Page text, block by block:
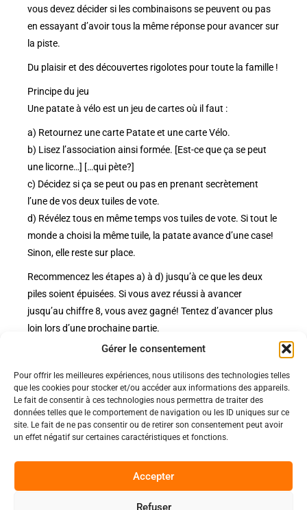
Gérer le consentement
Pour offrir les meilleures expériences, nous utilisons des technologies telles
que les cookies pour stocker et/ou accéder aux informations des appareils.
Le fait de consentir à ces technologies nous permettra de traiter des
données telles que le comportement de navigation ou les ID uniques sur ce
site. Le fait de ne pas consentir ou de retirer son consentement peut avoir
un effet négatif sur certaines caractéristiques et fonctions.
Accepter
Refuser
vous devez décider si les combinaisons se peuvent ou pas
en essayant d’avoir tous la même réponse pour avancer sur
la piste.
Du plaisir et des découvertes rigolotes pour toute la famille !
Principe du jeu
Une patate à vélo est un jeu de cartes où il faut :
a) Retournez une carte Patate et une carte Vélo.
b) Lisez l’association ainsi formée. [Est-ce que ça se peut
une licorne…] […qui pète?]
c) Décidez si ça se peut ou pas en prenant secrètement
l’une de vos deux tuiles de vote.
d) Révélez tous en même temps vos tuiles de vote. Si tout le
monde a choisi la même tuile, la patate avance d’une case!
Sinon, elle reste sur place.
Recommencez les étapes a) à d) jusqu’à ce que les deux
piles soient épuisées. Si vous avez réussi à avancer
jusqu’au chiffre 8, vous avez gagné! Tentez d’avancer plus
loin lors d’une prochaine partie.
Nos pages
Nos évènements
Nous contacter
Politiques
Politique de confidentialité
Nos conditions de vente et livraison
Code de conduite